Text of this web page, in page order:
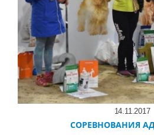
14.11.2017
СОРЕВНОВАНИЯ